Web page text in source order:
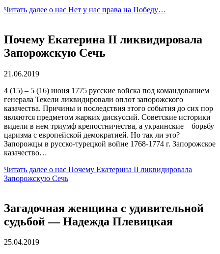
Читать далее о нас Нет у нас права на Победу…
Почему Екатерина II ликвидировала
Запорожскую Сечь
21.06.2019
4 (15) – 5 (16) июня 1775 русские войска под командованием
генерала Текели ликвидировали оплот запорожского
казачества. Причины и последствия этого события до сих пор
являются предметом жарких дискуссий. Советские историки
видели в нем триумф крепостничества, а украинские – борьбу
царизма с европейской демократией. Но так ли это?
Запорожцы в русско-турецкой войне 1768-1774 г. Запорожское
казачество…
Читать далее о нас Почему Екатерина II ликвидировала
Запорожскую Сечь
Загадочная женщина с удивительной
судьбой — Надежда Плевицкая
25.04.2019